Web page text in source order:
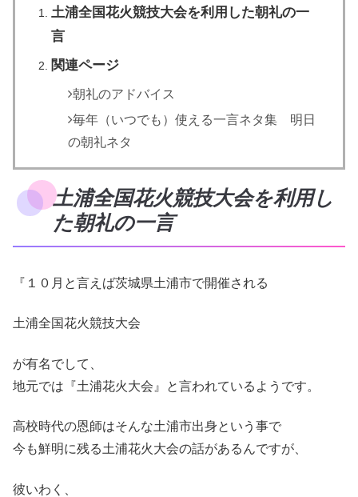
土浦全国花火競技大会を利用した朝礼の一
言
関連ページ
朝礼のアドバイス
毎年（いつでも）使える一言ネタ集 明日
の朝礼ネタ
土浦全国花火競技大会を利用し
た朝礼の一言
『１０月と言えば茨城県土浦市で開催される
土浦全国花火競技大会
が有名でして、
地元では『土浦花火大会』と言われているようです。
高校時代の恩師はそんな土浦市出身という事で
今も鮮明に残る土浦花火大会の話があるんですが、
彼いわく、